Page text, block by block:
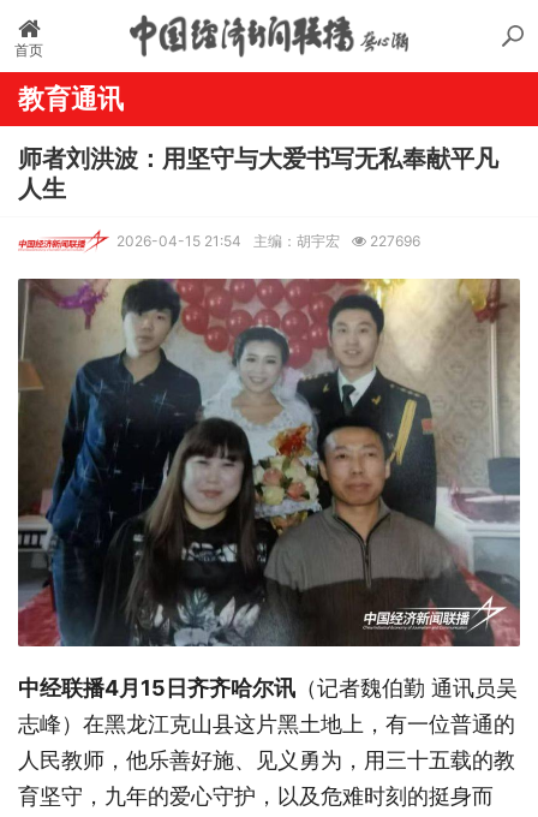
首页
教育通讯
师者刘洪波：用坚守与大爱书写无私奉献平凡
人生
2026-04-15 21:54 主编：胡宇宏 227696
中经联播4月15日齐齐哈尔讯 （记者魏伯勤 通讯员吴
志峰）在黑龙江克山县这片黑土地上，有一位普通的
人民教师，他乐善好施、见义勇为，用三十五载的教
育坚守，九年的爱心守护，以及危难时刻的挺身而